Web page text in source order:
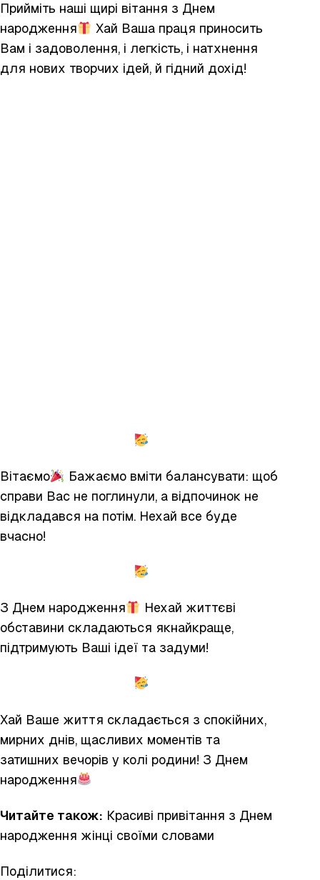
Прийміть наші щирі вітання з Днем
народження
Хай Ваша праця приносить
Вам і задоволення, і легкість, і натхнення
для нових творчих ідей, й гідний дохід!
Вітаємо
Бажаємо вміти балансувати: щоб
справи Вас не поглинули, а відпочинок не
відкладався на потім. Нехай все буде
вчасно!
З Днем народження
Нехай життєві
обставини складаються якнайкраще,
підтримують Ваші ідеї та задуми!
Хай Ваше життя складається з спокійних,
мирних днів, щасливих моментів та
затишних вечорів у колі родини! З Днем
народження
Читайте також: Красиві привітання з Днем
народження жінці своїми словами
Поділитися: